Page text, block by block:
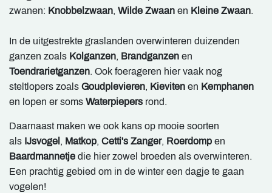
zwanen: Knobbelzwaan, Wilde Zwaan en Kleine Zwaan.
In de uitgestrekte graslanden overwinteren duizenden
ganzen zoals Kolganzen, Brandganzen en
Toendrarietganzen. Ook foerageren hier vaak nog
steltlopers zoals Goudplevieren, Kieviten en Kemphanen
en lopen er soms Waterpiepers rond.
Daarnaast maken we ook kans op mooie soorten
als IJsvogel , Matkop, Cetti's Zanger, Roerdomp en
Baardmannetje die hier zowel broeden als overwinteren.
Een prachtig gebied om in de winter een dagje te gaan
vogelen!